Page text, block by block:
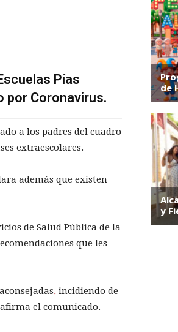
Pías
por Coronavirus.
a los padres del cuadro
extraescolares.
además que existen
de Salud Pública de la
que les
, incidiendo de
el comunicado.